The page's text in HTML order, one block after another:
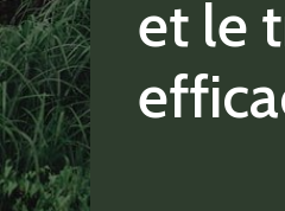
et le